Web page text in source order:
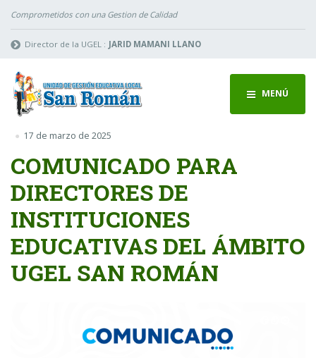
Comprometidos con una Gestion de Calidad
Director de la UGEL : JARID MAMANI LLANO
MENÚ
17 de marzo de 2025
COMUNICADO PARA
DIRECTORES DE
INSTITUCIONES
EDUCATIVAS DEL ÁMBITO
UGEL SAN ROMÁN